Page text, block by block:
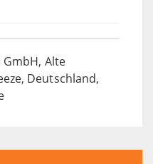
Alte
Deutschland,